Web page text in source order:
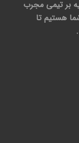
بر تیمی مجرب
هستیم تا